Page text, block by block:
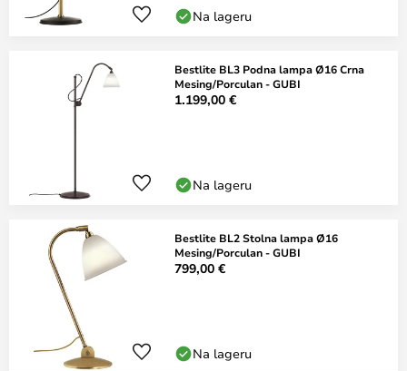
Na lageru
Bestlite BL3 Podna lampa Ø16 Crna
Mesing/Porculan - GUBI
1.199,00 €
Na lageru
Bestlite BL2 Stolna lampa Ø16
Mesing/Porculan - GUBI
799,00 €
Na lageru